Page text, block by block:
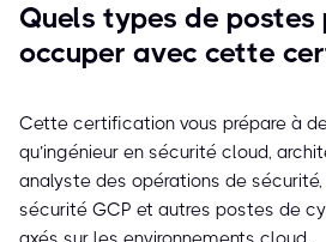
Quels types de postes
occuper avec cette
Cette certification vous prépare à
qu’ingénieur en sécurité cloud,
analyste des opérations de
sécurité GCP et autres postes de